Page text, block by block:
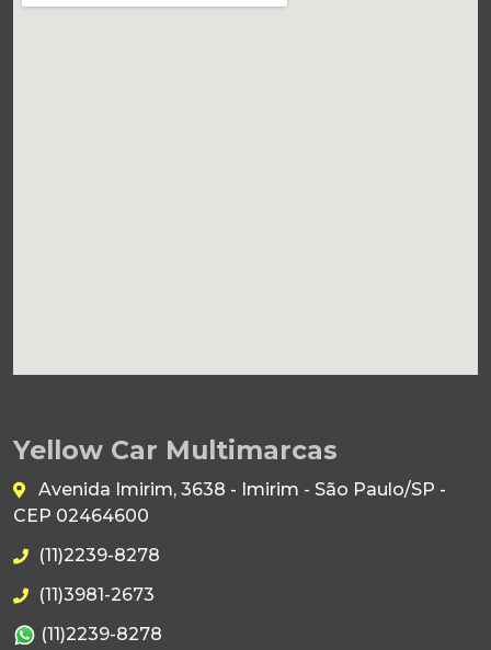
Yellow Car Multimarcas
Avenida Imirim, 3638 - Imirim - São Paulo/SP -
CEP 02464600
(11)2239-8278
(11)3981-2673
(11)2239-8278